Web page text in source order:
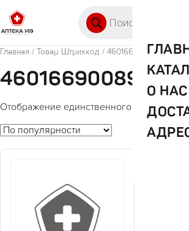
О НАС
Главная / Товар Штрихкод / 4601669008978
4601669008978
Отображение единственного товара